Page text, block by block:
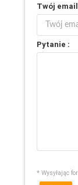
Twój email
Pytanie :
* Wysyłając